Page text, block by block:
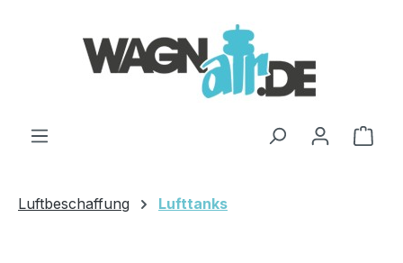
Luftbeschaffung Lufttanks